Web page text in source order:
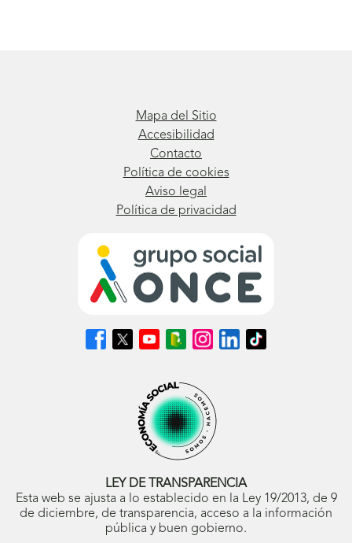
Mapa del Sitio
Accesibilidad
Contacto
Política de cookies
Aviso legal
Política de privacidad
Síguenos
en
Síguenos
en
ventana
nueva)
Síguenos
en
abrirá
en
ventana
nueva)
Síguenos
en
Blog
ONCE
(se
abrirá
en
ventana
Síguenos
en
abrirá
en
ventana
nueva)
Síguenos
en
Síguenos
en
LEY DE TRANSPARENCIA
Esta web se ajusta a lo establecido en la Ley 19/2013, de 9
de diciembre, de transparencia, acceso a la información
pública y buen gobierno.